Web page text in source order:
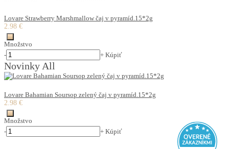
Lovare Strawberry Marshmallow čaj v pyramíd.15*2g
2.98 €
Množstvo
-
+ Kúpiť
Novinky All
Lovare Bahamian Soursop zelený čaj v pyramíd.15*2g
2.98 €
Množstvo
-
+ Kúpiť